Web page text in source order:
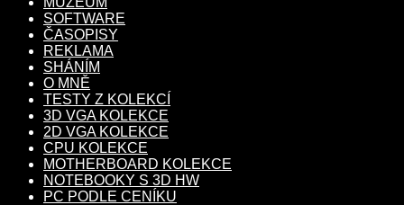
SOFTWARE
ČASOPISY
REKLAMA
SHÁNÍM
O MNĚ
TESTY Z KOLEKCÍ
3D VGA KOLEKCE
2D VGA KOLEKCE
CPU KOLEKCE
MOTHERBOARD KOLEKCE
NOTEBOOKY S 3D HW
PC PODLE CENÍKU